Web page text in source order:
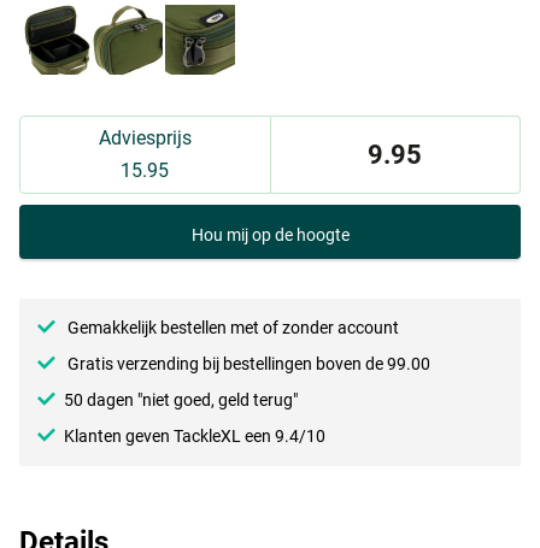
Adviesprijs
15.95
9.95
Hou mij op de hoogte
Gemakkelijk bestellen met of zonder account
Gratis verzending bij bestellingen boven de 99.00
50 dagen "niet goed, geld terug"
Klanten geven TackleXL een 9.4/10